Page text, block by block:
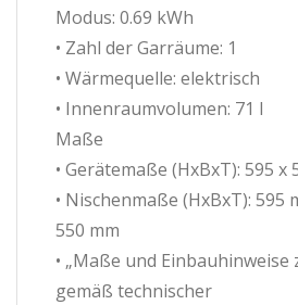
Modus: 0.69 kWh
• Zahl der Garräume: 1
• Wärmequelle: elektrisch
• Innenraumvolumen: 71 l
Maße
• Gerätemaße (HxBxT): 595 x
• Nischenmaße (HxBxT): 595
550 mm
• „Maße und Einbauhinweise
gemäß technischer